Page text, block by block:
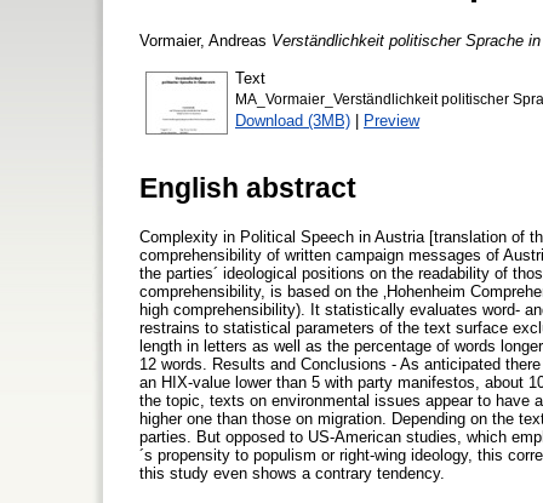
Vormaier, Andreas Verständlichkeit politischer Sprache
Text
MA_Vormaier_Verständlichkeit politischer
Download (3MB) | Preview
English abstract
Complexity in Political Speech in Austria [translation of
comprehensibility of written campaign messages of
the parties´ ideological positions on the readability of
comprehensibility, is based on the ‚Hohenheim
high comprehensibility). It statistically evaluates word-
restrains to statistical parameters of the text surface
length in letters as well as the percentage of words
12 words. Results and Conclusions - As anticipated
an HIX-value lower than 5 with party manifestos, about
the topic, texts on environmental issues appear to have
higher one than those on migration. Depending on the
parties. But opposed to US-American studies, which
´s propensity to populism or right-wing ideology, this
this study even shows a contrary tendency.